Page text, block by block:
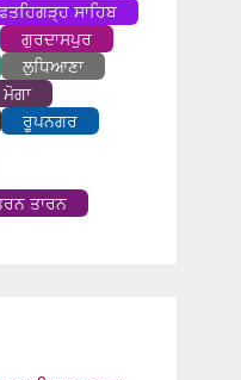
ਸਾਹਿਬ
ਗੁਰਦਾਸਪੁਰ
ਲੁਧਿਆਣਾ
ਮੋਗਾ
ਰੂਪਨਗਰ
ਤਾਰਨ